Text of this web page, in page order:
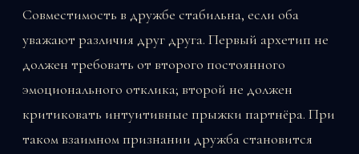
Совместимость в дружбе стабильна, если оба
уважают различия друг друга. Первый архетип не
должен требовать от второго постоянного
эмоционального отклика; второй не должен
критиковать интуитивные прыжки партнёра. При
таком взаимном признании дружба становится